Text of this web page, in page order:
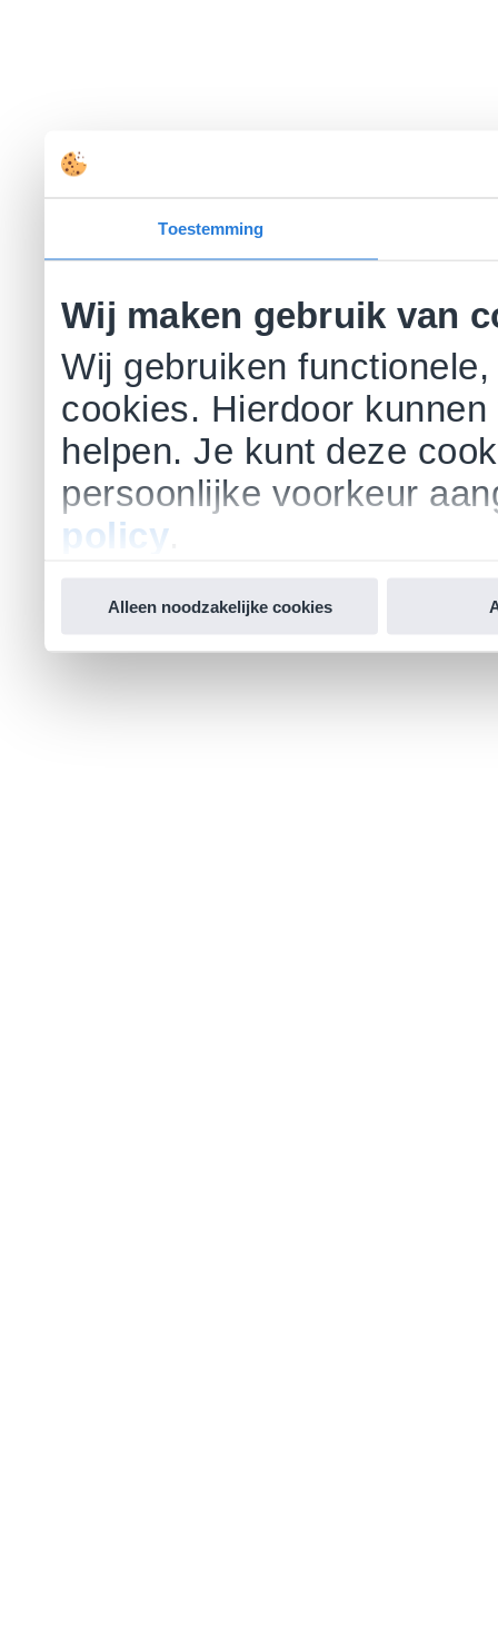
Toestemming
Wij maken gebruik van
Wij gebruiken
cookies. Hierdoor
helpen. Je kunt deze
persoonlijke voorkeur
policy
Alleen noodzakelijke cookies